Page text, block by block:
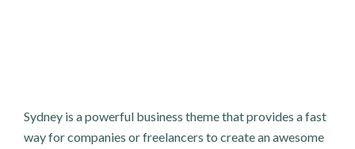
Sydney is a powerful business theme that provides a fast
way for companies or freelancers to create an awesome